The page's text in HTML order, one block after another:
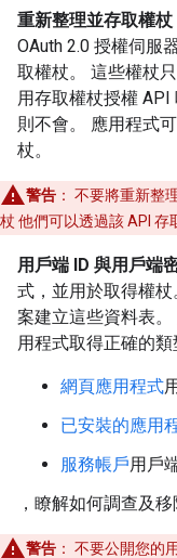
重新整理並存取權杖
OAuth 2.0 授權伺服
取權杖。 這些權杖
用存取權杖授權
則不會。 應用程式
杖。
警告 ： 不要將重新整
杖 他們可以透過該 API 存
用戶端 ID 與用戶端
式，並用於取得權杖
案建立這些資料表
用程式取得正確的類
網頁應用程式
已安裝的應用
服務帳戶用戶
，瞭解如何調查及移
警告 ： 不要公開您的